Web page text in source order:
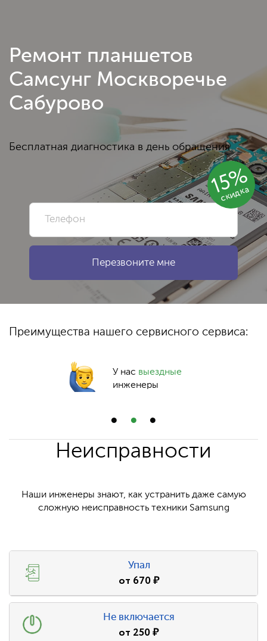
15%
скидка
Ремонт планшетов
Самсунг Москворечье
Сабурово
Бесплатная диагностика в день обращения
Преимущества нашего сервисного сервиса:
У нас выездные
инженеры
Неисправности
Наши инженеры знают, как устранить даже самую
сложную неисправность техники Samsung
Упал
от 670₽
Не включается
от 250₽